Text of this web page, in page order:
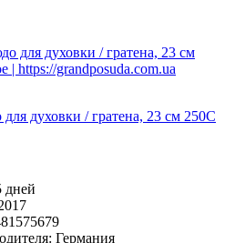
духовки / гратена, 23 см 250C
дней
Германия